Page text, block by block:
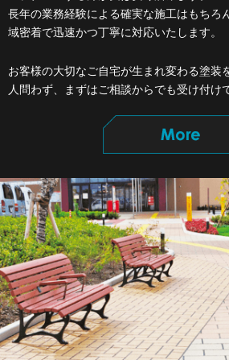
長年の業務経験による確実な施工はもちろん
域密着で迅速かつ丁寧に対応いたします。
お客様の大切なご自宅が生まれ変わる塗装
人問わず、まずはご相談からでも受け付け